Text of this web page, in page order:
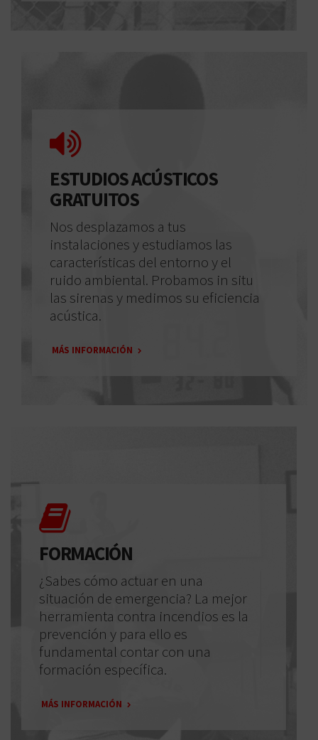
ESTUDIOS ACÚSTICOS
GRATUITOS
Nos desplazamos a tus
instalaciones y estudiamos las
características del entorno y el
ruido ambiental. Probamos in situ
las sirenas y medimos su eficiencia
acústica.
MÁS INFORMACIÓN
FORMACIÓN
¿Sabes cómo actuar en una
situación de emergencia? La mejor
herramienta contra incendios es la
prevención y para ello es
fundamental contar con una
formación específica.
MÁS INFORMACIÓN